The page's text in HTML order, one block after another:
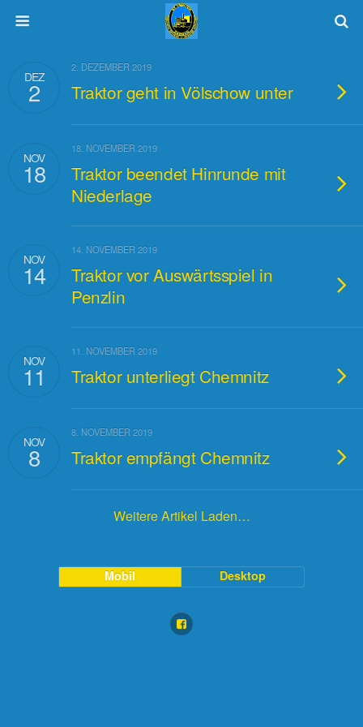
DEZ
2
2. DEZEMBER 2019
Traktor geht in Völschow unter
NOV
18
18. NOVEMBER 2019
Traktor beendet Hinrunde mit
Niederlage
NOV
14
14. NOVEMBER 2019
Traktor vor Auswärtsspiel in
Penzlin
NOV
11
11. NOVEMBER 2019
Traktor unterliegt Chemnitz
NOV
8
8. NOVEMBER 2019
Traktor empfängt Chemnitz
Weitere Artikel Laden…
Mobil Desktop